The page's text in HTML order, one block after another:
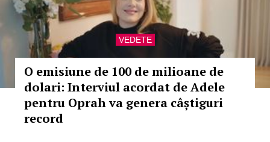
VEDETE
O emisiune de 100 de milioane de
dolari: Interviul acordat de Adele
pentru Oprah va genera câștiguri
record